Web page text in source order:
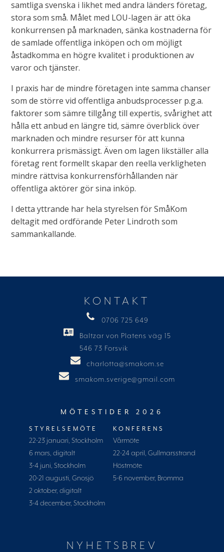
samtliga svenska i likhet med andra länders företag,
stora som små. Målet med LOU-lagen är att öka
konkurrensen på marknaden, sänka kostnaderna för
de samlade offentliga inköpen och om möjligt
åstadkomma en högre kvalitet i produktionen av
varor och tjänster.
I praxis har de mindre företagen inte samma chanser
som de större vid offentliga anbudsprocesser p.g.a.
faktorer som sämre tillgång till expertis, svårighet att
hålla ett anbud en längre tid, sämre överblick över
marknaden och mindre resurser för att kunna
konkurrera prismässigt. Även om lagen likställer alla
företag rent formellt skapar den reella verkligheten
mindre rättvisa konkurrensförhållanden när
offentliga aktörer gör sina inköp.
I detta yttrande har hela styrelsen för SmåKom
deltagit med ordförande Peter Lindroth som
sammankallande.
KONTAKT
0706 725 649
Baltzar von Platens väg 15
546 73 Forsvik
charlotta@smakom.se
smakom.sverige@gmail.com
MÖTESTIDER 2026
STYRELSEMÖTE
22-23 januari, Stockholm
6 mars, digitalt
3-4 juni, Stockholm
20-21 augusti, Gnosjö
2 oktober, digitalt
3-4 december, Stockholm
KONFERENS
Vårmöte
22-24 april, Gullmarsstrand
Höstmöte
5-6 november, Bromma
NYHETSBREV